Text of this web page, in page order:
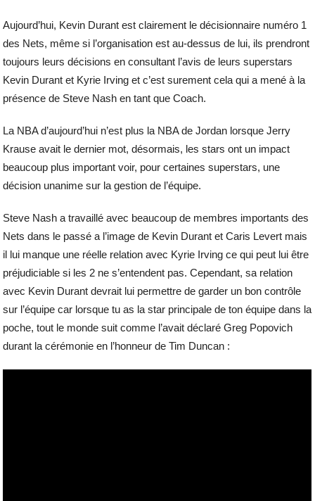
Aujourd’hui, Kevin Durant est clairement le décisionnaire numéro 1
des Nets, même si l’organisation est au-dessus de lui, ils prendront
toujours leurs décisions en consultant l’avis de leurs superstars
Kevin Durant et Kyrie Irving et c’est surement cela qui a mené à la
présence de Steve Nash en tant que Coach.
La NBA d’aujourd’hui n’est plus la NBA de Jordan lorsque Jerry
Krause avait le dernier mot, désormais, les stars ont un impact
beaucoup plus important voir, pour certaines superstars, une
décision unanime sur la gestion de l’équipe.
Steve Nash a travaillé avec beaucoup de membres importants des
Nets dans le passé a l’image de Kevin Durant et Caris Levert mais
il lui manque une réelle relation avec Kyrie Irving ce qui peut lui être
préjudiciable si les 2 ne s’entendent pas. Cependant, sa relation
avec Kevin Durant devrait lui permettre de garder un bon contrôle
sur l’équipe car lorsque tu as la star principale de ton équipe dans la
poche, tout le monde suit comme l’avait déclaré Greg Popovich
durant la cérémonie en l’honneur de Tim Duncan :